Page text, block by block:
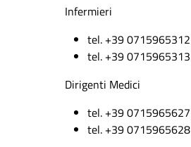
Infermieri
tel. +39 0715965312
tel. +39 0715965313
Dirigenti Medici
tel. +39 0715965627
tel. +39 0715965628